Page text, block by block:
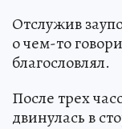
Отслужив
о чем-то
благословлял.
После трех
двинулась в